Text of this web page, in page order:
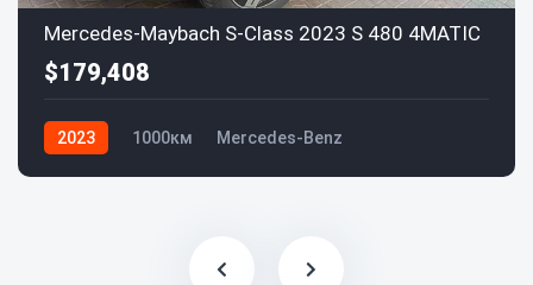
Mercedes-Maybach S-Class 2023 S 480 4MATIC
$179,408
2023 1000км Mercedes-Benz